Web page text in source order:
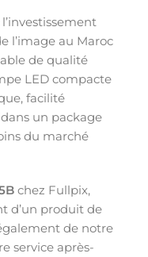
l’image au Maroc
de qualité
LED compacte
facilité
un package
du marché
chez Fullpix,
d’un produit de
de notre
service après-